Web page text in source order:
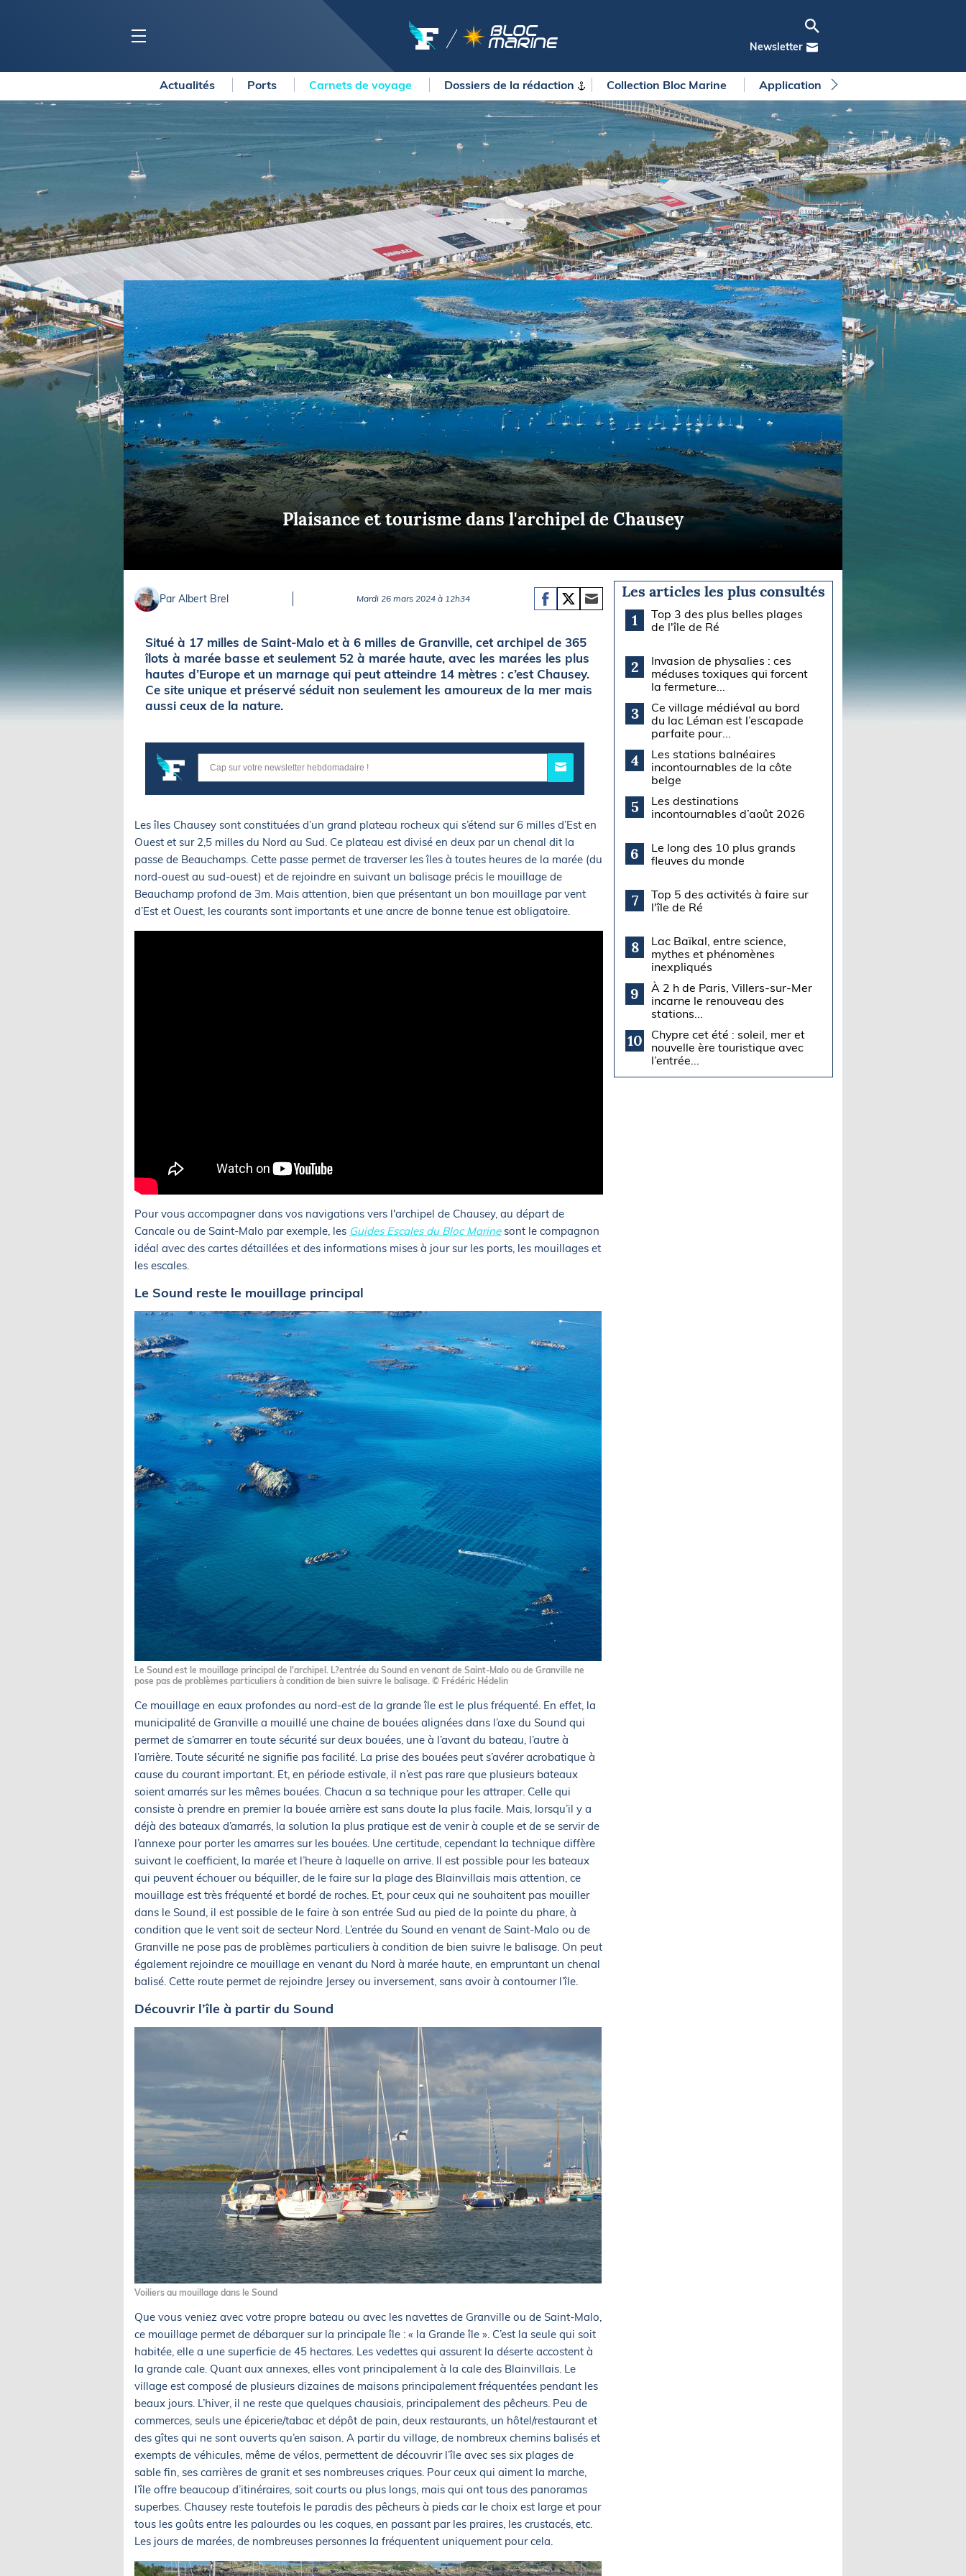
Newsletter
BLOC MARINE
Ports
Carnets de voyage
Dossiers de la
Collection Bloc Marine
Application Bloc Marine
Règlementation
BATEAUX
Voiliers
Bateaux à moteur
Equipements
Salons
Economie
Yachting
COURSES
Courses au large
Régates
La Solitaire du Figaro Paprec
Transat Paprec
Vendée Globe
Arkea Ultim Challenge
Route du Rhum - Destination
Guadeloupe
Transat Café l'Or
America's Cup
LOISIRS
Pêche en mer
Plongée
Glisse
MÉTÉO MARINE
LIFESTYLE
Shopping
Culture nautique
Gastronomie
Blogs
SERVICES
Nos magazines
La newsletter
METEO CONSULT Marine
Briefings
FLASH INFO
Actualités Ports Carnets de voyage Dossiers de la rédaction Collection Bloc Marine Application Bloc Marine
Plaisance et tourisme dans l'archipel de Chausey
Par Albert Brel Mardi 26 mars 2024 à 12h34
Situé à 17 milles de Saint-Malo et à 6 milles de Granville, cet archipel de 365
îlots à marée basse et seulement 52 à marée haute, avec les marées les plus
hautes d’Europe et un marnage qui peut atteindre 14 mètres : c’est Chausey.
Ce site unique et préservé séduit non seulement les amoureux de la mer mais
aussi ceux de la nature.
Les îles Chausey sont constituées d’un grand plateau rocheux qui s’étend sur 6 milles d’Est en
Ouest et sur 2,5 milles du Nord au Sud. Ce plateau est divisé en deux par un chenal dit la
passe de Beauchamps. Cette passe permet de traverser les îles à toutes heures de la marée (du
nord-ouest au sud-ouest) et de rejoindre en suivant un balisage précis le mouillage de
Beauchamp profond de 3m. Mais attention, bien que présentant un bon mouillage par vent
d’Est et Ouest, les courants sont importants et une ancre de bonne tenue est obligatoire.
Pour vous accompagner dans vos navigations vers l'archipel de Chausey, au départ de
Cancale ou de Saint-Malo par exemple, les Guides Escales du Bloc Marinesont le compagnon
idéal avec des cartes détaillées et des informations mises à jour sur les ports, les mouillages et
les escales.
Le Sound reste le mouillage principal
Le Sound est le mouillage principal de l'archipel. L?entrée du Sound en venant de Saint-Malo ou de Granville ne
pose pas de problèmes particuliers à condition de bien suivre le balisage. © Frédéric Hédelin
Ce mouillage en eaux profondes au nord-est de la grande île est le plus fréquenté. En effet, la
municipalité de Granville a mouillé une chaine de bouées alignées dans l’axe du Sound qui
permet de s’amarrer en toute sécurité sur deux bouées, une à l’avant du bateau, l’autre à
l’arrière. Toute sécurité ne signifie pas facilité. La prise des bouées peut s’avérer acrobatique à
cause du courant important. Et, en période estivale, il n’est pas rare que plusieurs bateaux
soient amarrés sur les mêmes bouées. Chacun a sa technique pour les attraper. Celle qui
consiste à prendre en premier la bouée arrière est sans doute la plus facile. Mais, lorsqu’il y a
déjà des bateaux d’amarrés, la solution la plus pratique est de venir à couple et de se servir de
l’annexe pour porter les amarres sur les bouées. Une certitude, cependant la technique diffère
suivant le coefficient, la marée et l’heure à laquelle on arrive. Il est possible pour les bateaux
qui peuvent échouer ou béquiller, de le faire sur la plage des Blainvillais mais attention, ce
mouillage est très fréquenté et bordé de roches. Et, pour ceux qui ne souhaitent pas mouiller
dans le Sound, il est possible de le faire à son entrée Sud au pied de la pointe du phare, à
condition que le vent soit de secteur Nord. L’entrée du Sound en venant de Saint-Malo ou de
Granville ne pose pas de problèmes particuliers à condition de bien suivre le balisage. On peut
également rejoindre ce mouillage en venant du Nord à marée haute, en empruntant un chenal
balisé. Cette route permet de rejoindre Jersey ou inversement, sans avoir à contourner l’île.
Découvrir l’île à partir du Sound
Voiliers au mouillage dans le Sound
Que vous veniez avec votre propre bateau ou avec les navettes de Granville ou de Saint-Malo,
ce mouillage permet de débarquer sur la principale île : « la Grande île ». C’est la seule qui soit
habitée, elle a une superficie de 45 hectares. Les vedettes qui assurent la déserte accostent à
la grande cale. Quant aux annexes, elles vont principalement à la cale des Blainvillais. Le
village est composé de plusieurs dizaines de maisons principalement fréquentées pendant les
beaux jours. L’hiver, il ne reste que quelques chausiais, principalement des pêcheurs. Peu de
commerces, seuls une épicerie/tabac et dépôt de pain, deux restaurants, un hôtel/restaurant et
des gîtes qui ne sont ouverts qu’en saison. A partir du village, de nombreux chemins balisés et
exempts de véhicules, même de vélos, permettent de découvrir l’île avec ses six plages de
sable fin, ses carrières de granit et ses nombreuses criques. Pour ceux qui aiment la marche,
l’île offre beaucoup d’itinéraires, soit courts ou plus longs, mais qui ont tous des panoramas
superbes. Chausey reste toutefois le paradis des pêcheurs à pieds car le choix est large et pour
tous les goûts entre les palourdes ou les coques, en passant par les praires, les crustacés, etc.
Les jours de marées, de nombreuses personnes la fréquentent uniquement pour cela.
Les articles les plus consultés
1
Top 3 des plus belles plages
de l'île de Ré
2
Invasion de physalies : ces
méduses toxiques qui forcent
la fermeture...
3
Ce village médiéval au bord
du lac Léman est l’escapade
parfaite pour...
4
Les stations balnéaires
incontournables de la côte
belge
5
Les destinations
incontournables d’août 2026
6
Le long des 10 plus grands
fleuves du monde
7
Top 5 des activités à faire sur
l'île de Ré
8
Lac Baïkal, entre science,
mythes et phénomènes
inexpliqués
9
À 2 h de Paris, Villers-sur-Mer
incarne le renouveau des
stations...
10
Chypre cet été : soleil, mer et
nouvelle ère touristique avec
l’entrée...